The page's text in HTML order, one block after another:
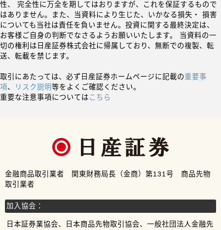
性、 完全性に万全を期してはおりますが、これを保証するもので
はありません。また、当資料により生じた、いかなる損失・ 損害
についても当社は責任を負いません。投資に関する最終決定は、
お客様ご自身の判断でなさるようお願いいたします。 当資料の一
切の権利は日産証券株式会社に帰属しており、無断での複製、転
送、転載を禁じます。
取引にあたっては、必ず日産証券ホームページに記載の重要事
項、 リスク説明等をよくご確認ください。
重要な注意事項についてはこちら
金融商品取引業者 関東財務局長（金商）第131号 商品先物
取引業者
加入協会：
日本証券業協会、日本商品先物取引協会、一般社団法人金融先